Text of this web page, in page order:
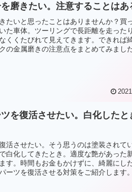
磨きたい。注意することはあ
たいと思ったことはありませんか？買
た車体。ツーリングで長距離を走った
くくたびれて見えてきます。できれば
の金属磨きの注意点をまとめてみました
を復活させたい。白化したと
活させたい。そう思うのは塗装されて
白化してきたとき。適度な艶があった
す。時間もお金もかけずに、綺麗にし
ーツを復活させる対策をご紹介します。